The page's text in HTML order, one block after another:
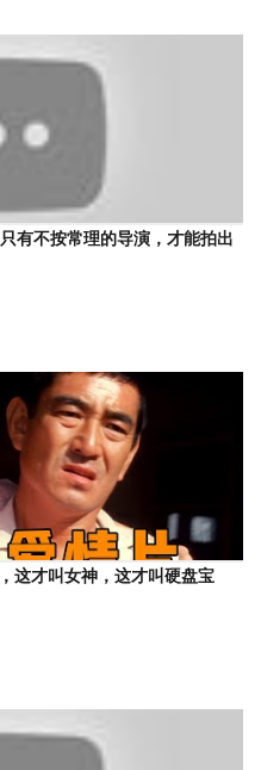
有不按常理的导演，才能拍出
这才叫女神，这才叫硬盘宝